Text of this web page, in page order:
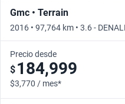
Gmc • Terrain
2016 • 97,764 km • 3.6 -
Precio desde
$ 184,999
$3,770 / mes*